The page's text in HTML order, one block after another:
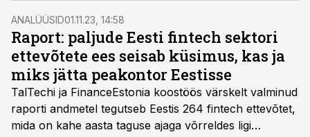
ANALÜÜSID01.11.23, 14:58
Raport: paljude Eesti fintech sektori
ettevõtete ees seisab küsimus, kas ja
miks jätta peakontor Eestisse
TalTechi ja FinanceEstonia koostöös värskelt valminud
raporti andmetel tegutseb Eestis 264 fintech ettevõtet,
mida on kahe aasta taguse ajaga võrreldes ligi